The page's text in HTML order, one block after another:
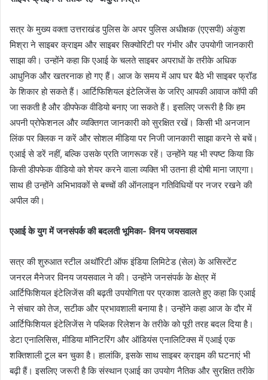
सत्र के मुख्य वक्ता उत्तराखंड पुलिस के अपर पुलिस अधीक्षक (एएसपी) अंकुश
मिश्रा ने साइबर क्राइम और साइबर सिक्योरिटी पर गंभीर और उपयोगी जानकारी
साझा की। उन्होंने कहा कि एआई के चलते साइबर अपराधों के तरीके अधिक
आधुनिक और खतरनाक हो गए हैं। आज के समय में आप घर बैठे भी साइबर फ्रॉड
के शिकार हो सकते हैं। आर्टिफिशियल इंटेलिजेंस के जरिए आपकी आवाज कॉपी की
जा सकती है और डीपफेक वीडियो बनाए जा सकते हैं। इसलिए जरूरी है कि हम
अपनी प्रोफेशनल और व्यक्तिगत जानकारी को सुरक्षित रखें। किसी भी अनजान
लिंक पर क्लिक न करें और सोशल मीडिया पर निजी जानकारी साझा करने से बचें।
एआई से डरें नहीं, बल्कि उसके प्रति जागरूक रहें। उन्होंने यह भी स्पष्ट किया कि
किसी डीपफेक वीडियो को शेयर करने वाला व्यक्ति भी उतना ही दोषी माना जाएगा।
साथ ही उन्होंने अभिभावकों से बच्चों की ऑनलाइन गतिविधियों पर नजर रखने की
अपील की।
एआई के युग में जनसंपर्क की बदलती भूमिका- विनय जयसवाल
सत्र की शुरुआत स्टील अथॉरिटी ऑफ इंडिया लिमिटेड (सेल) के असिस्टेंट
जनरल मैनेजर विनय जयसवाल ने की। उन्होंने जनसंपर्क के क्षेत्र में
आर्टिफिशियल इंटेलिजेंस की बढ़ती उपयोगिता पर प्रकाश डालते हुए कहा कि एआई
ने संचार को तेज, सटीक और प्रभावशाली बनाया है। उन्होंने कहा आज के दौर में
आर्टिफिशियल इंटेलिजेंस ने पब्लिक रिलेशन के तरीके को पूरी तरह बदल दिया है।
डेटा एनालिसिस, मीडिया मॉनिटरिंग और ऑडियंस एनालिटिक्स में एआई एक
शक्तिशाली टूल बन चुका है। हालांकि, इसके साथ साइबर क्राइम की घटनाएं भी
बढ़ी हैं। इसलिए जरूरी है कि संस्थान एआई का उपयोग नैतिक और सुरक्षित तरीके